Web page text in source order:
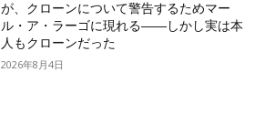
が、クローンについて警告するためマー
ル・ア・ラーゴに現れる――しかし実は本
人もクローンだった
2026年8月4日